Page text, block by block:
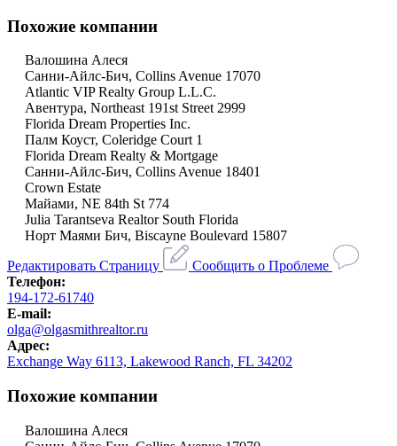
Похожие компании
Валошина Алеся
Санни-Айлс-Бич, Collins Avenue 17070
Atlantic VIP Realty Group L.L.C.
Авентура, Northeast 191st Street 2999
Florida Dream Properties Inc.
Палм Коуст, Coleridge Court 1
Florida Dream Realty & Mortgage
Санни-Айлс-Бич, Collins Avenue 18401
Сrown Estate
Майами, NE 84th St 774
Julia Tarantseva Realtor South Florida
Норт Маями Бич, Biscayne Boulevard 15807
Редактировать Страницу
Сообщить о Проблеме
Телефон:
194-172-61740
E-mail:
olga@olgasmithrealtor.ru
Адрес:
Exchange Way 6113, Lakewood Ranch, FL 34202
Похожие компании
Валошина Алеся